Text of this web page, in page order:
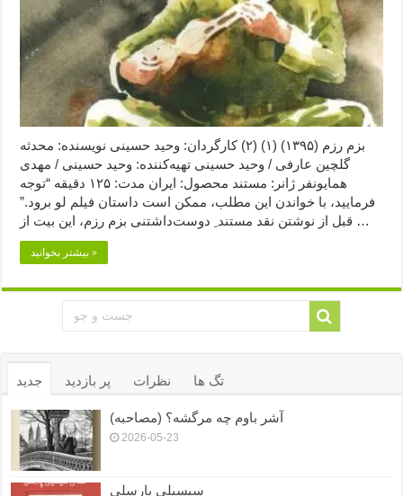
بزم رزم (۱۳۹۵) (۱) (۲) کارگردان: وحید حسینی نویسنده: محدثه
گلچین عارفی / وحید حسینی تهیه‌کننده: وحید حسینی / مهدی
همایونفر ژانر: مستند محصول: ایران مدت: ۱۲۵ دقیقه “توجه
فرمایید،‌ با خواندن این مطلب، ممکن است داستان فیلم لو برود.”
قبل از نوشتن نقد مستند ِ‌ دوست‌‌داشتنی بزم رزم، این بیت از …
بیشتر بخوانید »
جدید پر بازدید نظرات تگ ها
آشر باوم چه مرگشه؟ (مصاحبه)
2026-05-23
سیسیلی پارسلی